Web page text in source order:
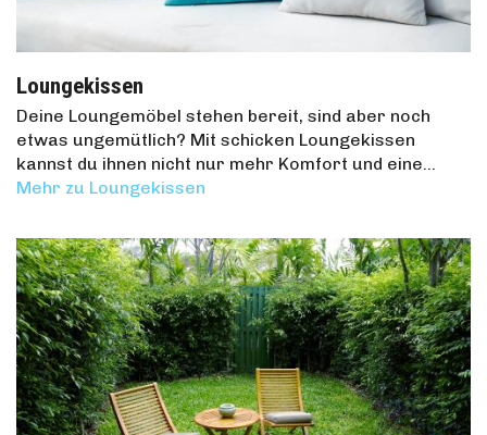
Loungekissen
Deine Loungemöbel stehen bereit, sind aber noch
etwas ungemütlich? Mit schicken Loungekissen
kannst du ihnen nicht nur mehr Komfort und eine…
Mehr zu Loungekissen